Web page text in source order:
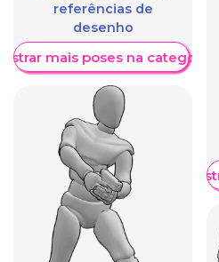
referências de
desenho
mais poses na categoria